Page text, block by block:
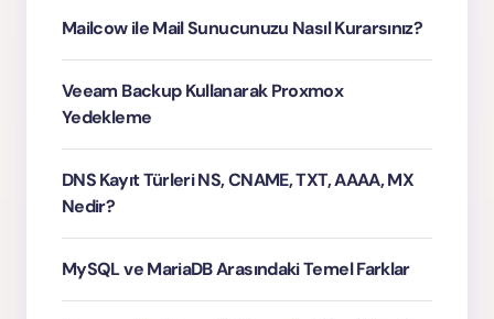
Mailcow ile Mail Sunucunuzu Nasıl Kurarsınız?
Veeam Backup Kullanarak Proxmox
Yedekleme
DNS Kayıt Türleri NS, CNAME, TXT, AAAA, MX
Nedir?
MySQL ve MariaDB Arasındaki Temel Farklar